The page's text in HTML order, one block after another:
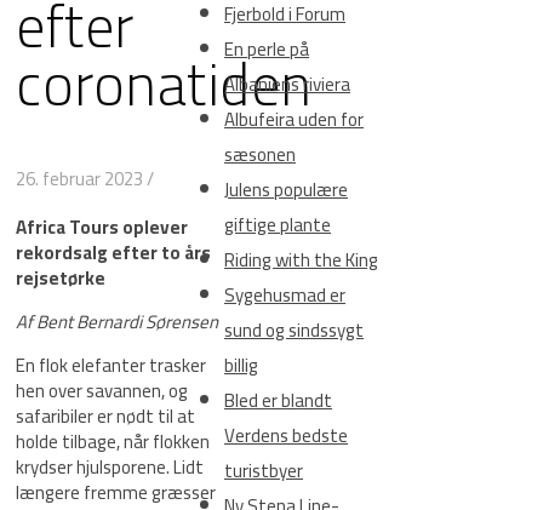
efter
coronatiden
26. februar 2023/
Africa Tours oplever
rekordsalg efter to års
rejsetørke
Af Bent Bernardi Sørensen
En flok elefanter trasker
hen over savannen, og
safaribiler er nødt til at
holde tilbage, når flokken
krydser hjulsporene. Lidt
længere fremme græsser
Fjerbold i Forum
En perle på
Albaniens riviera
Albufeira uden for
sæsonen
Julens populære
giftige plante
Riding with the King
Sygehusmad er
sund og sindssygt
billig
Bled er blandt
Verdens bedste
turistbyer